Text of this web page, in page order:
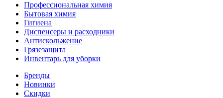
Профессиональная химия
Бытовая химия
Гигиена
Диспенсеры и расходники
Антискольжение
Грязезащита
Инвентарь для уборки
Бренды
Новинки
Скидки